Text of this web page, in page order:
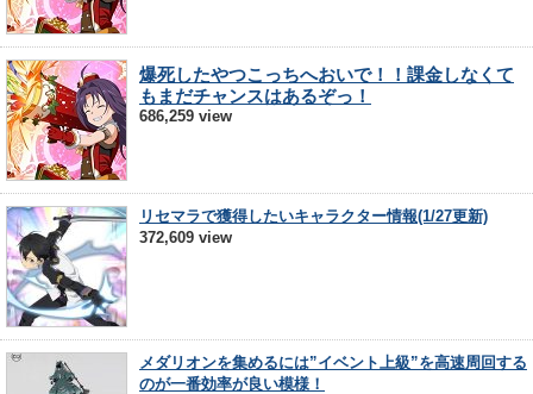
爆死したやつこっちへおいで！！課金しなくて
もまだチャンスはあるぞっ！
686,259 view
リセマラで獲得したいキャラクター情報(1/27更新)
372,609 view
メダリオンを集めるには”イベント上級”を高速周回する
のが一番効率が良い模様！